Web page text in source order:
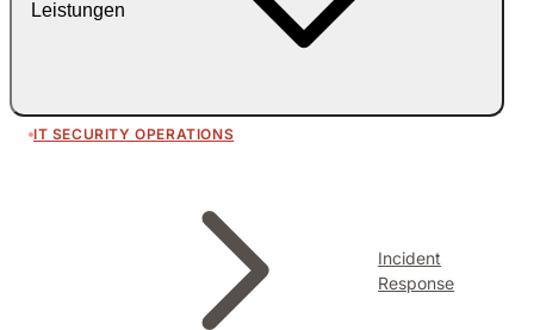
Leistungen
IT SECURITY OPERATIONS
Incident
Response